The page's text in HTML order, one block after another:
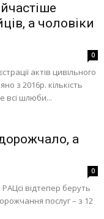
а чоловіки
0
актів цивільного
з 2016р. кількість
всі шлюби...
а
0
відтепер беруть
послуг – з 12